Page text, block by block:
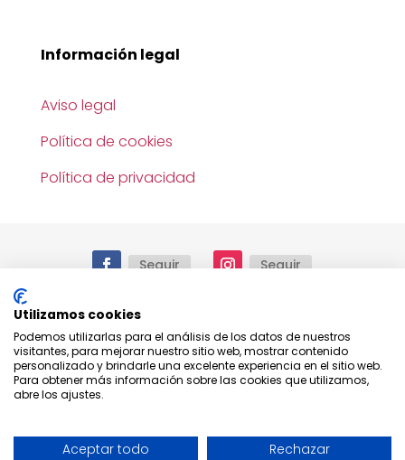
Información legal
Aviso legal
Política de cookies
Política de privacidad
Seguir Seguir
© 2025.Reservados todos los derechos. Todo el
contenido e imágenes mostrado en este sitio
web tienen derechos de autor y no pueden
utilizarse sin el consentimiento expreso dePeral &
Utilizamos cookies
Podemos utilizarlas para el análisis de los datos de nuestros
visitantes, para mejorar nuestro sitio web, mostrar contenido
personalizado y brindarle una excelente experiencia en el sitio web.
Para obtener más información sobre las cookies que utilizamos,
abre los ajustes.
Aceptar todo Rechazar